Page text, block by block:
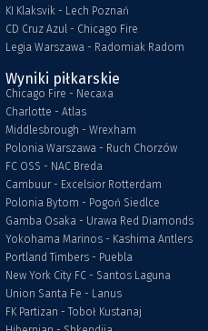
KI Klaksvik - Lech Poznań
CD Cruz Azul - Chicago Fire
Legia Warszawa - Radomiak Radom
Wyniki piłkarskie
Chicago Fire - Necaxa
Charlotte - Atlas
Middlesbrough - Wrexham
Polonia Warszawa - Ruch Chorzów
FC OSS - NAC Breda
Cambuur - Excelsior Rotterdam
Polonia Bytom - Pogoń Siedlce
Gamba Osaka - Urawa Red Diamonds
Yokohama Marinos - Kashima Antlers
Portland Timbers - Puebla
New York City FC - Santos Laguna
Union Santa Fe - Lanus
FK Partizan - Toboł Kustanaj